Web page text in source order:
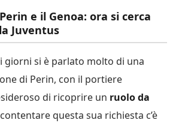
e il Genoa: ora si cerca
Juventus
giorni si è parlato molto di una
di Perin, con il portiere
di ricoprire un ruolo da
questa sua richiesta c’è